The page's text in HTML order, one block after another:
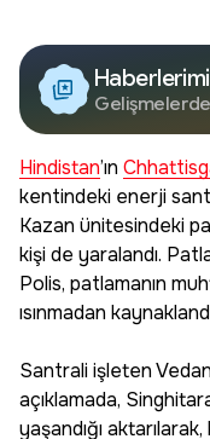
Google'da
Edin
Hindistan’ın
kentindeki enerji
Kazan ünitesindeki
kişi de yaralandı.
Polis, patlamanın
ısınmadan
Santrali işleten
açıklamada,
yaşandığı